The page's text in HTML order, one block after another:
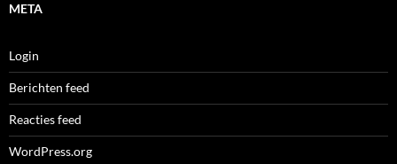
META
Login
Berichten feed
Reacties feed
WordPress.org